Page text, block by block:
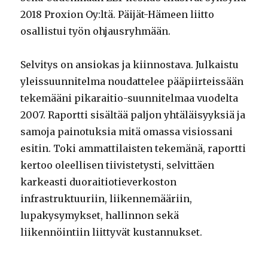
2018 Proxion Oy:ltä. Päijät-Hämeen liitto
osallistui työn ohjausryhmään.
Selvitys on ansiokas ja kiinnostava. Julkaistu
yleissuunnitelma noudattelee pääpiirteissään
tekemääni pikaraitio-suunnitelmaa vuodelta
2007. Raportti sisältää paljon yhtäläisyyksiä ja
samoja painotuksia mitä omassa visiossani
esitin. Toki ammattilaisten tekemänä, raportti
kertoo oleellisen tiivistetysti, selvittäen
karkeasti duoraitiotieverkoston
infrastruktuuriin, liikennemääriin,
lupakysymykset, hallinnon sekä
liikennöintiin liittyvät kustannukset.